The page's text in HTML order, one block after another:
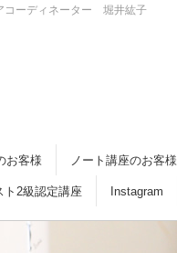
コーディネーター 堀井紘子
お客様 ノート講座のお客様
ト2級認定講座 Instagram